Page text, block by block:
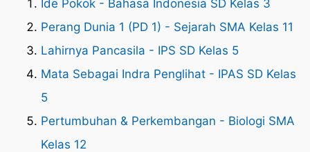
Ide Pokok - Bahasa Indonesia SD Kelas 3
Perang Dunia 1 (PD 1) - Sejarah SMA Kelas 11
Lahirnya Pancasila - IPS SD Kelas 5
Mata Sebagai Indra Penglihat - IPAS SD Kelas
5
Pertumbuhan & Perkembangan - Biologi SMA
Kelas 12